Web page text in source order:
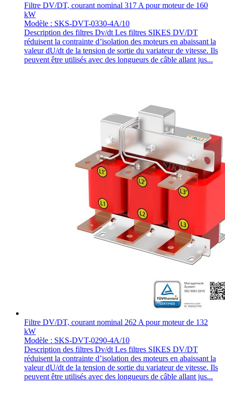
Filtre DV/DT, courant nominal 317 A pour moteur de 160
kW
Modèle : SKS-DVT-0330-4A/10
Description des filtres Dv/dt Les filtres SIKES DV/DT
réduisent la contrainte d’isolation des moteurs en abaissant la
valeur dU/dt de la tension de sortie du variateur de vitesse. Ils
peuvent être utilisés avec des longueurs de câble allant jus...
Filtre DV/DT, courant nominal 262 A pour moteur de 132
kW
Modèle : SKS-DVT-0290-4A/10
Description des filtres Dv/dt Les filtres SIKES DV/DT
réduisent la contrainte d’isolation des moteurs en abaissant la
valeur dU/dt de la tension de sortie du variateur de vitesse. Ils
peuvent être utilisés avec des longueurs de câble allant jus...